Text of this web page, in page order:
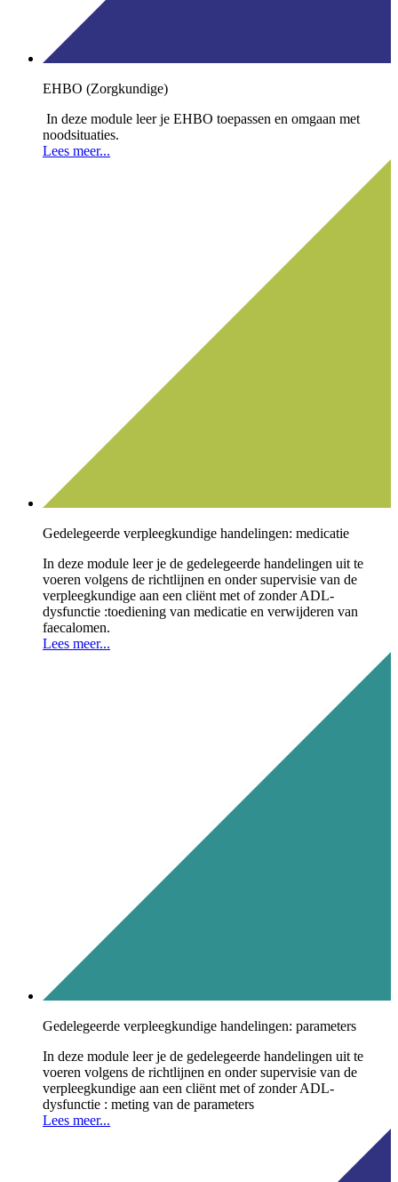
EHBO (Zorgkundige)
In deze module leer je EHBO toepassen en omgaan met
noodsituaties.
Lees meer...
Gedelegeerde verpleegkundige handelingen: medicatie
In deze module leer je de gedelegeerde handelingen uit te
voeren volgens de richtlijnen en onder supervisie van de
verpleegkundige aan een cliënt met of zonder ADL-
dysfunctie :toediening van medicatie en verwijderen van
faecalomen.
Lees meer...
Gedelegeerde verpleegkundige handelingen: parameters
In deze module leer je de gedelegeerde handelingen uit te
voeren volgens de richtlijnen en onder supervisie van de
verpleegkundige aan een cliënt met of zonder ADL-
dysfunctie : meting van de parameters
Lees meer...